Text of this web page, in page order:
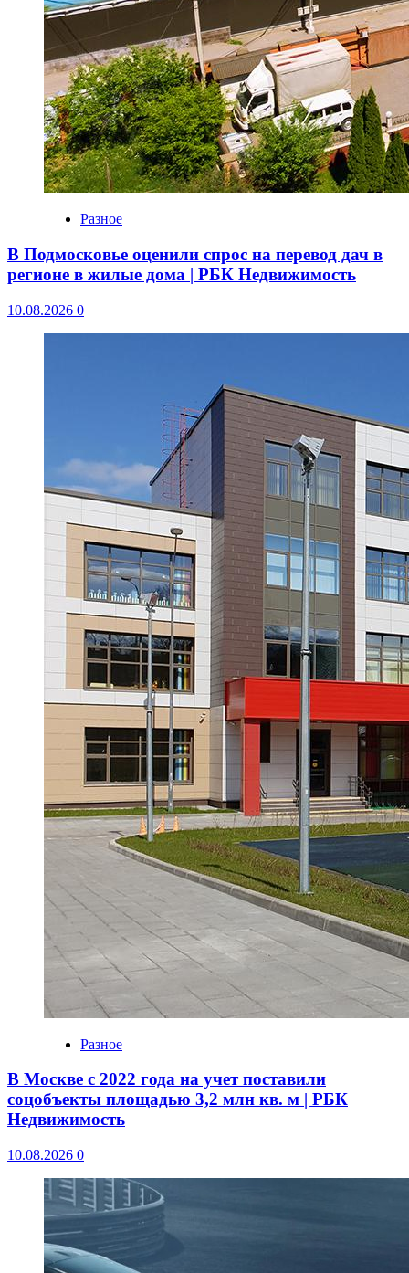
Разное
В Подмосковье оценили спрос на перевод дач в
регионе в жилые дома | РБК Недвижимость
10.08.2026 0
Разное
В Москве с 2022 года на учет поставили
соцобъекты площадью 3,2 млн кв. м | РБК
Недвижимость
10.08.2026 0